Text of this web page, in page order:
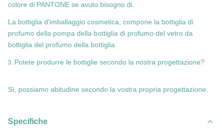
colore di PANTONE se avuto bisogno di.
La bottiglia d'imballaggio cosmetica, compone la bottiglia di
profumo della pompa della bottiglia di profumo del vetro da
bottiglia del profumo della bottiglia
3. Potete produrre le bottiglie secondo la nostra progettazione?
Sì, possiamo abitudine secondo la vostra propria progettazione.
Specifiche